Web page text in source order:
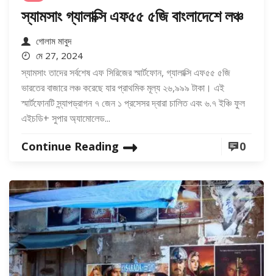
স্যামসাং গ্যালাক্সি এফ৫৫ ৫জি বাংলাদেশে লঞ্চ
গোলাম মাবুদ
মে 27, 2024
স্যামসাং তাদের সর্বশেষ এফ সিরিজের স্মার্টফোন, গ্যালাক্সি এফ৫৫ ৫জি
ভারতের বাজারে লঞ্চ করেছে যার প্রাথমিক মূল্য ২৬,৯৯৯ টাকা। এই
স্মার্টফোনটি স্ন্যাপড্রাগন ৭ জেন ১ প্রসেসর দ্বারা চালিত এবং ৬.৭ ইঞ্চি ফুল
এইচডি+ সুপার অ্যামোলেড...
Continue Reading 0